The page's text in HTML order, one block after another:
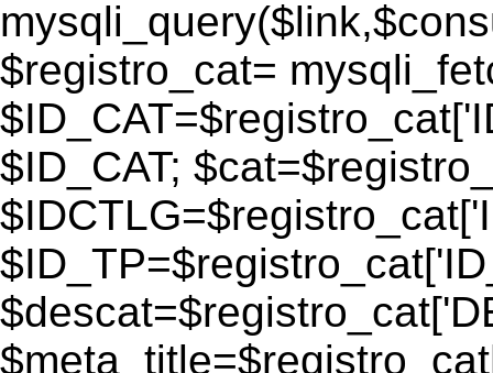
$registro_cat=
$ID_CAT;